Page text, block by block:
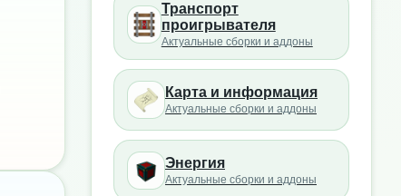
Транспорт
проигрывателя
Актуальные сборки и аддоны
Карта и информация
Актуальные сборки и аддоны
Энергия
Актуальные сборки и аддоны